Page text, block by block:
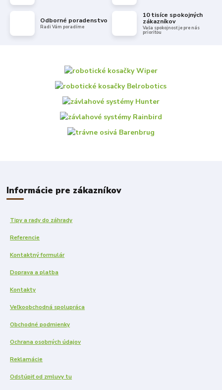
Odborné poradenstvo
Radi Vám poradíme
10 tisíce spokojných
zákazníkov
Vaša spokojnosť je pre nás
prioritou
Informácie pre zákazníkov
Tipy a rady do záhrady
Referencie
Kontaktný formulár
Doprava a platba
Kontakty
Veľkoobchodná spolupráca
Obchodné podmienky
Ochrana osobných údajov
Reklamácie
Odstúpiť od zmluvy tu